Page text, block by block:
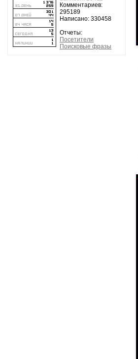
Комментариев:
295189
Написано: 330458
Отчеты:
Посетители
Поисковые фразы